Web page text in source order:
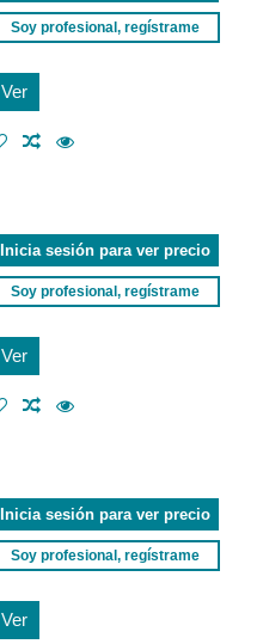
Soy profesional, regístrame
Ver
Inicia sesión para ver precio
Soy profesional, regístrame
Ver
Inicia sesión para ver precio
Soy profesional, regístrame
Ver